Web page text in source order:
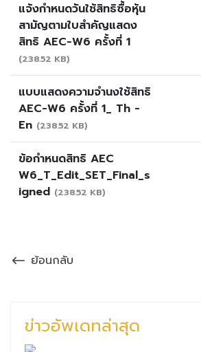
แจ้งกำหนดวันใช้สิทธิซื้อหุ้น
สามัญตามใบสำคัญแสดง
สิทธิ AEC-W6 ครั้งที่ 1
(238.52 KB)
แบบแสดงความจำนงใช้สิทธิ
AEC-W6 ครั้งที่ 1_ Th -
En (238.52 KB)
ข้อกำหนดสิทธิ AEC
W6_T_Edit_SET_Final_s
igned (238.52 KB)
ย้อนกลับ
ข่าวอัพเดทล่าสุด